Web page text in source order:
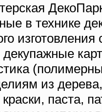
в технике
из
паста,